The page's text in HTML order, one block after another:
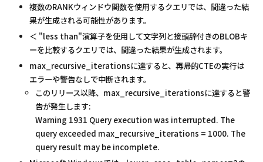
複数のRANKウィンドウ関数を使用するクエリでは、間違った結
果が生成される可能性があります。
＜ "less than"演算子を使用して文字列と接頭辞付きのBLOBキ
ーを比較するクエリでは、間違った結果が生成されます。
max_recursive_iterationsに達すると、再帰的CTEの実行は
エラーや警告なしで中断されます。
このリリース以降、max_recursive_iterationsに達すると警
告が発生します:
Warning 1931 Query execution was interrupted. The
query exceeded max_recursive_iterations = 1000. The
query result may be incomplete.